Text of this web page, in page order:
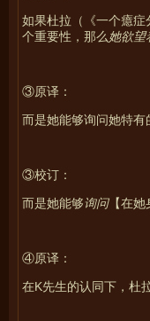
如果杜拉（《一个癔症
个重要性，那么她欲望
③原译：
而是她能够询问她特有
③校订：
而是她能够询问【在她
④原译：
在K先生的认同下，杜